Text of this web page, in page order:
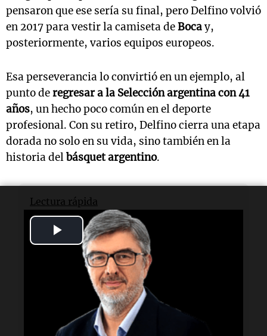
Play
Video
pensaron que ese sería su final, pero Delfino volvió
en 2017 para vestir la camiseta deBocay,
posteriormente, varios equipos europeos.
Esa perseverancia lo convirtió en un ejemplo, al
punto deregresar a la Selección argentina con 41
años, un hecho poco común en el deporte
profesional. Con su retiro, Delfino cierra una etapa
dorada no solo en su vida, sino también en la
historia delbásquet argentino.
Lectura rápida
¿Qué?Se retiraCarlos Delfino
básquet argentino.
Carlos Delfino, último
representante activo de laGeneración